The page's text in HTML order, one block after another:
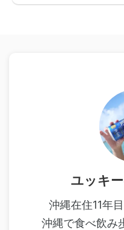
ユッキ
沖縄在住11年
沖縄で食べ飲み